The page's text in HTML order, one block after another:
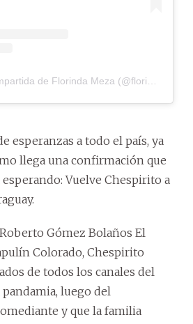
esperanzas a todo el país, ya
llega una confirmación que
Vuelve Chespirito a
Gómez Bolaños El
Colorado, Chespirito
de todos los canales del
luego del
y que la familia